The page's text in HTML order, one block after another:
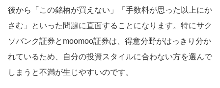
後から「この銘柄が買えない」「手数料が思った以上にか
さむ」といった問題に直面することになります。特にサク
ソバンク証券とmoomoo証券は、得意分野がはっきり分か
れているため、自分の投資スタイルに合わない方を選んで
しまうと不満が生じやすいのです。